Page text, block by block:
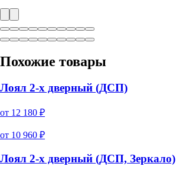
Похожие товары
Лоял 2-х дверный (ДСП)
от 12 180 ₽
от 10 960 ₽
Лоял 2-х дверный (ДСП, Зеркало)